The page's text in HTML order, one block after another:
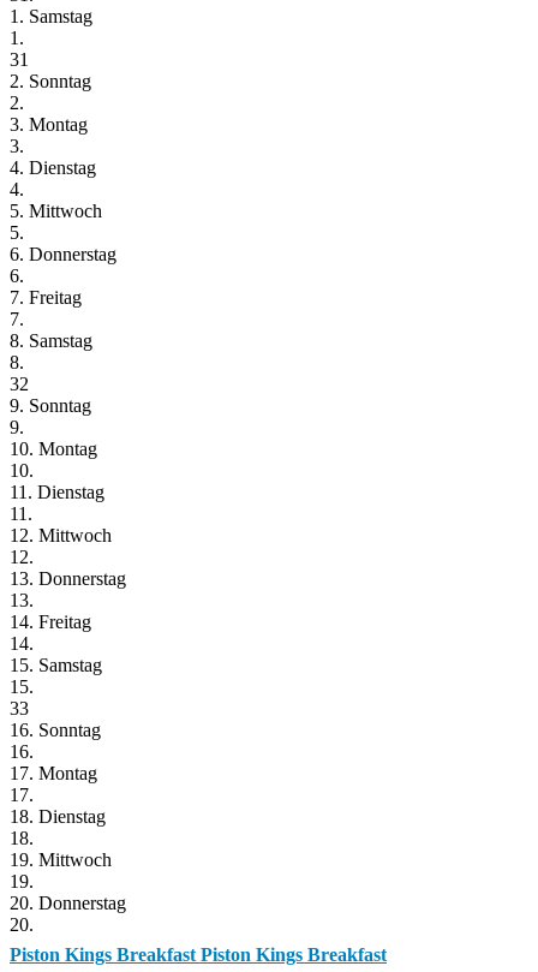
1. Samstag
1.
31
2. Sonntag
2.
3. Montag
3.
4. Dienstag
4.
5. Mittwoch
5.
6. Donnerstag
6.
7. Freitag
7.
8. Samstag
8.
32
9. Sonntag
9.
10. Montag
10.
11. Dienstag
11.
12. Mittwoch
12.
13. Donnerstag
13.
14. Freitag
14.
15. Samstag
15.
33
16. Sonntag
16.
17. Montag
17.
18. Dienstag
18.
19. Mittwoch
19.
20. Donnerstag
20.
Piston Kings Breakfast Piston Kings Breakfast